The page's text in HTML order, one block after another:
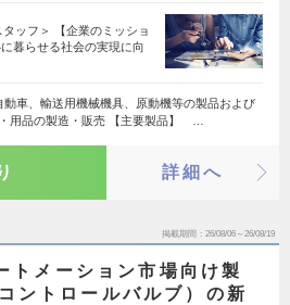
ッフ＞ 【企業のミッショ
暮らせる社会の実現に向
車、輸送用機械機具、原動機等の製品および
用品の製造・販売 【主要製品】 …
詳細へ
掲載期間 26/08/06～26/08/19
トメーション市場向け製
ントロールバルブ）の新